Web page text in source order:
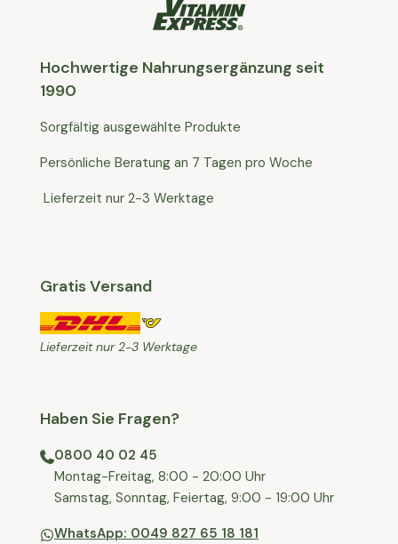
Hochwertige Nahrungsergänzung seit
1990
Sorgfältig ausgewählte Produkte
Persönliche Beratung an 7 Tagen pro Woche
Lieferzeit nur 2-3 Werktage
Gratis Versand
Lieferzeit nur 2-3 Werktage
Haben Sie Fragen?
0800 40 02 45
⁠Montag-Freitag, 8:00 - 20:00 Uhr
⁠Samstag, Sonntag, Feiertag, 9:00 - 19:00 Uhr
WhatsApp: 0049 827 65 18 181